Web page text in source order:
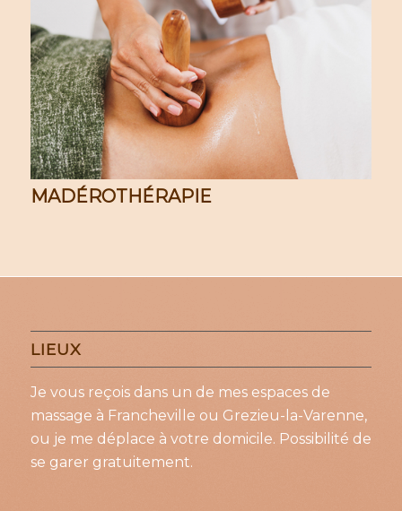
MADÉROTHÉRAPIE
LIEUX
Je vous reçois dans un de mes espaces de
massage à Francheville ou Grezieu-la-Varenne,
ou je me déplace à votre domicile. Possibilité de
se garer gratuitement.